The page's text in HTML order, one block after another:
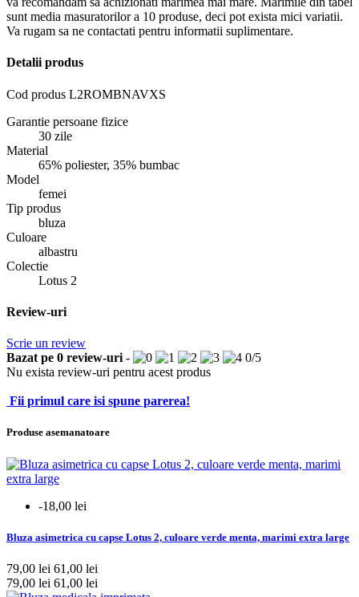
sunt media masuratorilor a 10 produse, deci pot exista mici variatii.
Va rugam sa ne contactati pentru informatii suplimentare.
Detalii produs
Cod produs L2ROMBNAVXS
Garantie persoane fizice
30 zile
Material
65% poliester, 35% bumbac
Model
femei
Tip produs
bluza
Culoare
albastru
Colectie
Lotus 2
Review-uri
Scrie un review
Bazat pe 0 review-uri - 0/5
Nu exista review-uri pentru acest produs
Fii primul care isi spune parerea!
Produse asemanatoare
-18,00 lei
Bluza asimetrica cu capse Lotus 2, culoare verde menta, marimi extra large
79,00 lei 61,00 lei
79,00 lei 61,00 lei